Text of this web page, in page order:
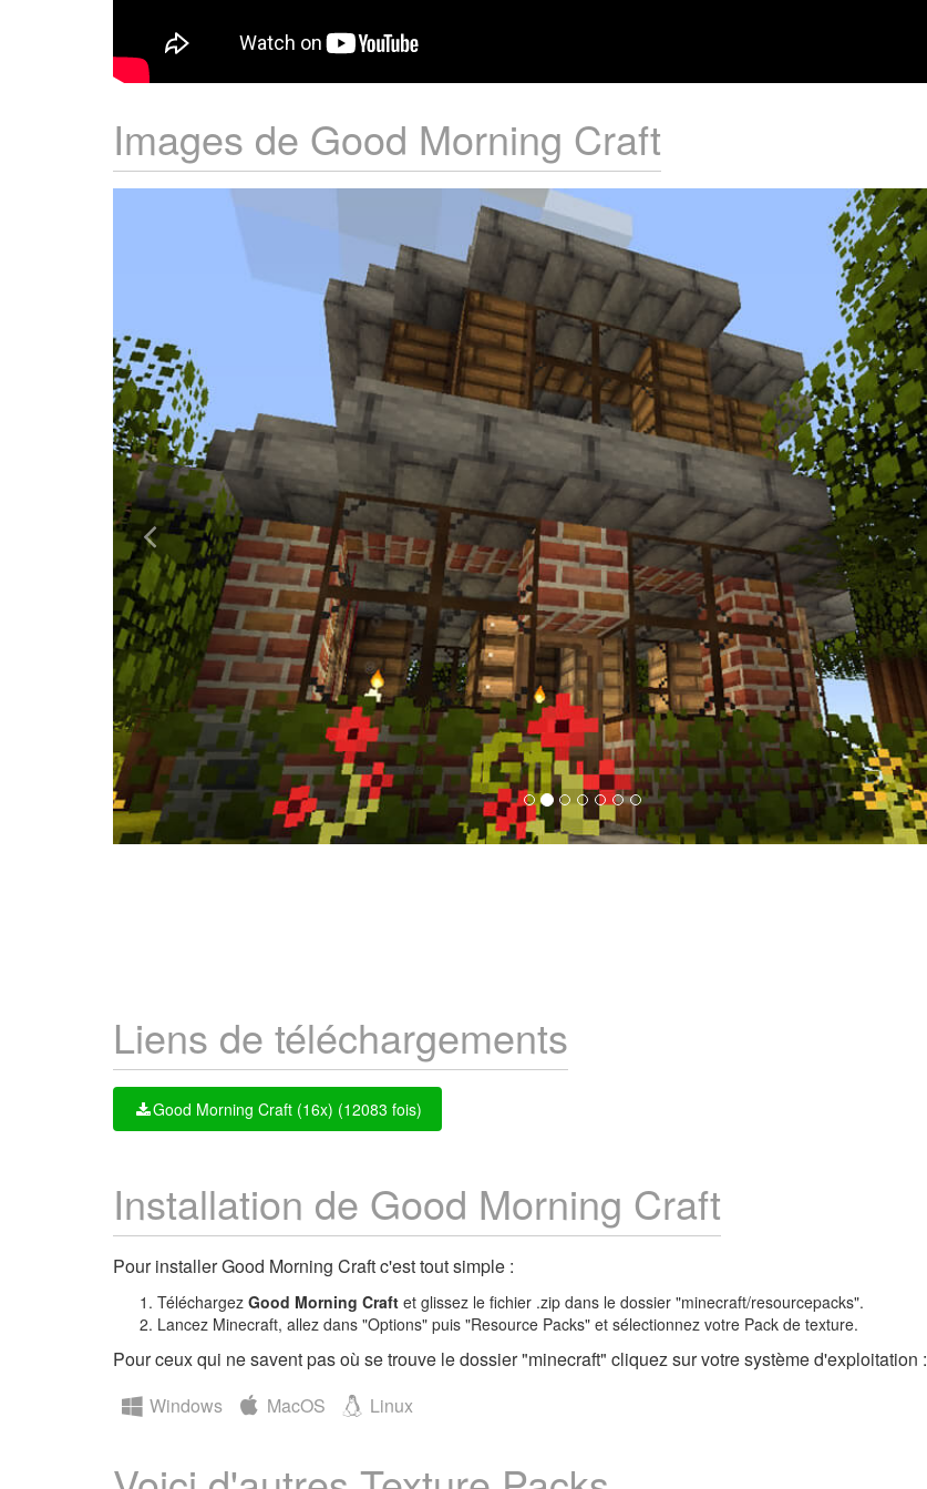
Images de Good Morning Craft
Liens de téléchargements
Good Morning Craft (16x) (12083 fois)
Installation de Good Morning Craft
Pour installer Good Morning Craft c'est tout simple :
Téléchargez Good Morning Craft et glissez le fichier .zip dans le dossier "minecraft/resourcepacks".
Lancez Minecraft, allez dans "Options" puis "Resource Packs" et sélectionnez votre Pack de texture.
Pour ceux qui ne savent pas où se trouve le dossier "minecraft" cliquez sur votre système d'exploitation :
Windows
MacOS Linux